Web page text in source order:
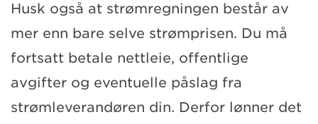
Husk også at strømregningen består av
mer enn bare selve strømprisen. Du må
fortsatt betale nettleie, offentlige
avgifter og eventuelle påslag fra
strømleverandøren din. Derfor lønner det